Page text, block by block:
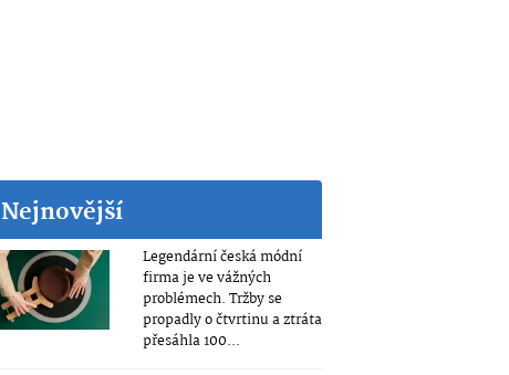
Nejnovější
Legendární česká módní
firma je ve vážných
problémech. Tržby se
propadly o čtvrtinu a ztráta
přesáhla 100...